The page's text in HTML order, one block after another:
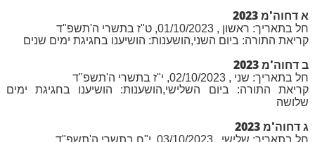
א דחוה'מ 2023
חל בתאריך: ראשון , 01/10/2023, ט"ז בתשרי ה'תשפ"ד
קריאת התורה: ביום השני,הושענות: הושיענו בחגיגת ימים שנים
ב דחוה'מ 2023
חל בתאריך: שני , 02/10/2023, י"ז בתשרי ה'תשפ"ד
קריאת התורה: ביום השלישי,הושענות: הושיענו בחגיגת ימים
שלושה
ג דחוה'מ 2023